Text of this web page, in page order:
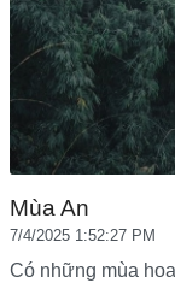
Mùa An
7/4/2025 1:52:27 PM
Có những mùa